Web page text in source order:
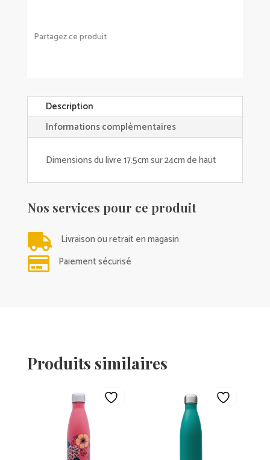
CHOIX
Partagez ce produit
Description
Informations complémentaires
Dimensions du livre 17.5cm sur 24cm de haut
Nos services pour ce produit
 Livraison ou retrait en magasin
 Paiement sécurisé
Produits similaires